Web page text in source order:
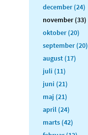
december (24)
november (33)
oktober (20)
september (20)
august (17)
juli (11)
juni (21)
maj (21)
april (24)
marts (42)